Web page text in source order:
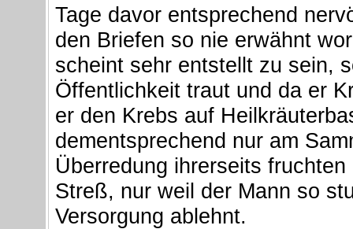
Tage davor entsprechend
den Briefen so nie erwähnt
scheint sehr entstellt zu sein,
Öffentlichkeit traut und da er
er den Krebs auf
dementsprechend nur am
Überredung ihrerseits
Streß, nur weil der Mann so
Versorgung ablehnt.